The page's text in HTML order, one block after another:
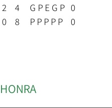
2 4 G P E G P 0
0 8 P P P P P 0